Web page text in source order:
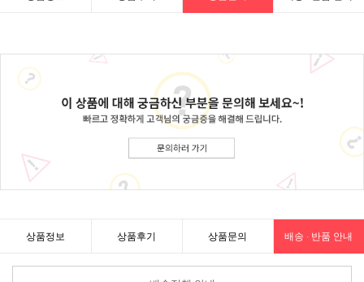
상품정보 상품후기 상품문의 배송 · 반품 안내